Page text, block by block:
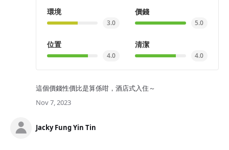
環境
3.0
價錢
5.0
位置
4.0
清潔
4.0
這個價錢性價比是算係咁，酒店式入住～
Nov 7, 2023
Jacky Fung Yin Tin